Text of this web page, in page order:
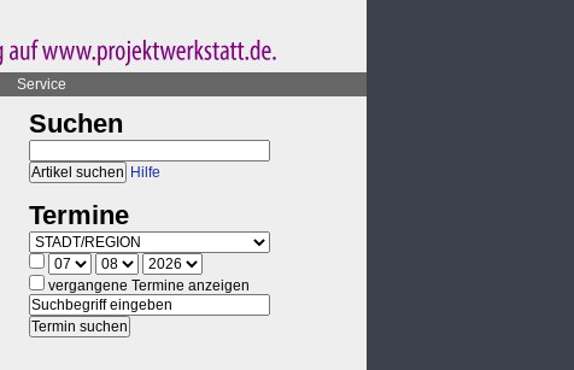
Service
Suchen
Hilfe
Termine
vergangene Termine anzeigen